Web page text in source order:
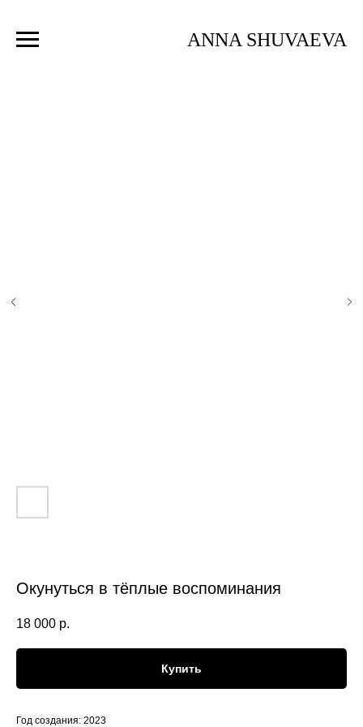
ANNA SHUVAEVA
Окунуться в тёплые воспоминания
18 000 р.
Купить
Год создания: 2023